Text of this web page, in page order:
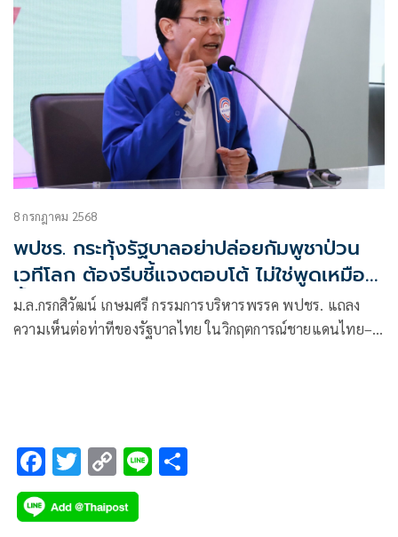
8 กรกฎาคม 2568
พปชร. กระทุ้งรัฐบาลอย่าปล่อยกัมพูชาป่วน
เวทีโลก ต้องรีบชี้แจงตอบโต้ ไม่ใช่พูดเหมือน
น้ำท่วมปาก
ม.ล.กรกสิวัฒน์ เกษมศรี กรรมการบริหารพรรค พปชร. แถลง
ความเห็นต่อท่าทีของรัฐบาลไทย ในวิกฤตการณ์ชายแดนไทย–
F
ac
e
T
wi
tt
C
o
p
Li